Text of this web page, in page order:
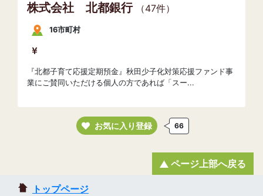
株式会社 北都銀行 （47件）
16市町村
『北都子育て応援定期預金』秋田少子化対策応援ファンド事
業にご賛同いただける個人の方であれば「スー...
お気に入り登録 66
トップページ
ページ上部へ戻る